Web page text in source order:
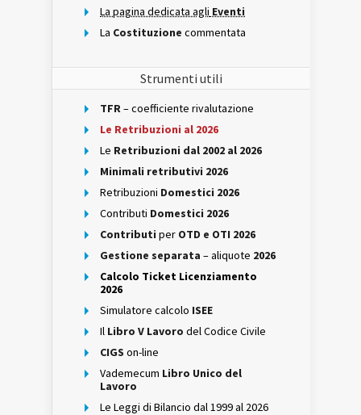
La pagina dedicata agli Eventi
La Costituzione commentata
Strumenti utili
TFR– coefficiente rivalutazione
Le Retribuzioni al 2026
Le Retribuzioni dal 2002 al 2026
Minimali retributivi 2026
Retribuzioni Domestici 2026
Contributi Domestici 2026
Contributi per OTD e OTI 2026
Gestione separata – aliquote 2026
Calcolo Ticket Licenziamento
2026
Simulatore calcolo ISEE
Il Libro V Lavoro del Codice Civile
CIGS on-line
Vademecum Libro Unico del
Lavoro
Le Leggi di Bilancio dal 1999 al 2026